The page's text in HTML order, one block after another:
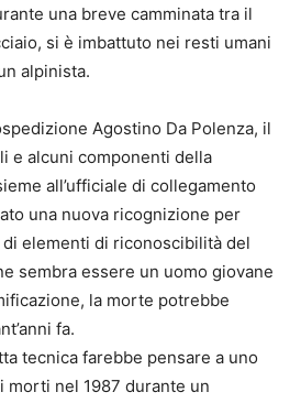
una breve camminata tra il
si è imbattuto nei resti umani
alpinista.
Agostino Da Polenza, il
e alcuni componenti della
all’ufficiale di collegamento
una nuova ricognizione per
elementi di riconoscibilità del
sembra essere un uomo giovane
la morte potrebbe
fa.
tecnica farebbe pensare a uno
nel 1987 durante un